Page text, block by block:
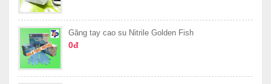
Găng tay cao su Nitrile Golden Fish
0đ